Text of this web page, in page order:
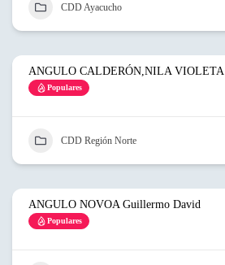
CDD Ayacucho
ANGULO CALDERÓN,NILA VIOLETA
Populares
CDD Región Norte
ANGULO NOVOA Guillermo David
Populares